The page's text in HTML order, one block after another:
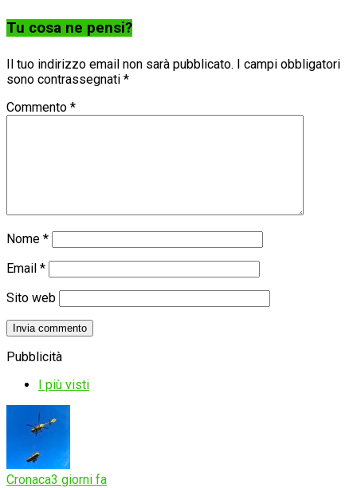
Tu cosa ne pensi?
Il tuo indirizzo email non sarà pubblicato. I campi obbligatori
sono contrassegnati *
Commento *
Nome *
Email *
Sito web
Pubblicità
I più visti
Cronaca3 giorni fa